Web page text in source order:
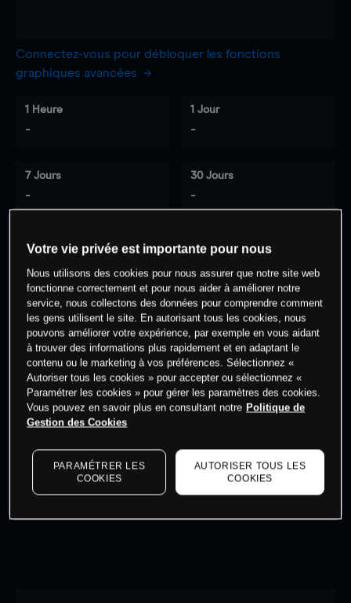
Connectez-vous pour débloquer les fonctions
graphiques avancées
1 Heure
-
1 Jour
-
7 Jours
-
30 Jours
-
cet actif
Commencez à trader
dernières données du marché.
market data
Votre vie privée est importante pour nous
Nous utilisons des cookies pour nous assurer que notre site web
fonctionne correctement et pour nous aider à améliorer notre
service, nous collectons des données pour comprendre comment
les gens utilisent le site. En autorisant tous les cookies, nous
pouvons améliorer votre expérience, par exemple en vous aidant
à trouver des informations plus rapidement et en adaptant le
contenu ou le marketing à vos préférences. Sélectionnez «
Autoriser tous les cookies » pour accepter ou sélectionnez «
Paramétrer les cookies » pour gérer les paramètres des cookies.
Vous pouvez en savoir plus en consultant notre Politique de
Gestion des Cookies
PARAMÉTRER LES
COOKIES
AUTORISER TOUS LES
COOKIES